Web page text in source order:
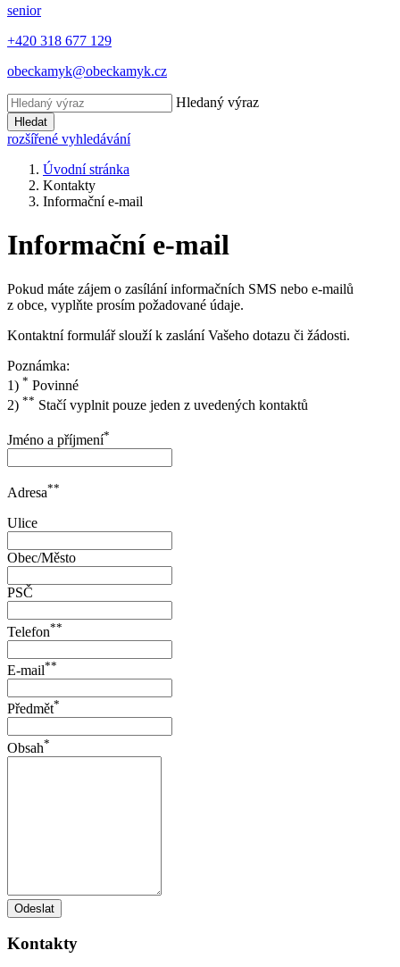
senior
+420 318 677 129
obeckamyk@obeckamyk.cz
Hledaný výraz
Hledat
rozšířené vyhledávání
Úvodní stránka
Kontakty
Informační e-mail
Informační e-mail
Pokud máte zájem o zasílání informačních SMS nebo e-mailů
z obce, vyplňte prosím požadované údaje.
Kontaktní formulář slouží k zaslání Vašeho dotazu či žádosti.
Poznámka:
1) * Povinné
2) ** Stačí vyplnit pouze jeden z uvedených kontaktů
Jméno a příjmení*
Adresa**
Ulice
Obec/Město
PSČ
Telefon**
E-mail**
Předmět*
Obsah*
Odeslat
Kontakty